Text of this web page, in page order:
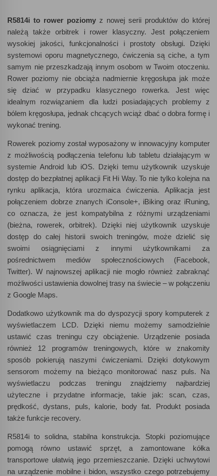
R5814i to rower poziomy z nowej serii produktów do której
należą także orbitrek i rower klasyczny. Jest połączeniem
wysokiej jakości, funkcjonalności i prostoty obsługi. Dzięki
systemowi oporu magnetycznego, ćwiczenia są ciche, a tym
samym nie przeszkadzają innym osobom w Twoim otoczeniu.
Rower poziomy nie obciąża nadmiernie kręgosłupa jak może
się dziać w przypadku klasycznego rowerka. Jest więc
idealnym rozwiązaniem dla ludzi posiadających problemy z
bólem kręgosłupa, jednak chcących wciąż dbać o dobra formę i
wykonać trening.
Rowerek poziomy został wyposażony w innowacyjny komputer
z możliwością podłączenia telefonu lub tabletu działającym w
systemie Android lub iOS. Dzięki temu użytkownik uzyskuje
dostęp do bezpłatnej aplikacji Fit Hi Way. To nie tylko kolejna na
rynku aplikacja, która urozmaica ćwiczenia. Aplikacja jest
połączeniem dobrze znanych iConsole+, iBiking oraz iRuning,
co oznacza, że jest kompatybilna z różnymi urządzeniami
(bieżna, rowerek, orbitrek). Dzięki niej użytkownik uzyskuje
dostęp do całej historii swoich treningów, może dzielić się
swoimi osiągnięciami z innymi użytkownikami za
pośrednictwem mediów społecznościowych (Facebook,
Twitter). W najnowszej aplikacji nie mogło również zabraknąć
możliwości ustawienia dowolnej trasy na świecie – w połączeniu
z Google Maps.
Dodatkowo użytkownik ma do dyspozycji spory komputerek z
wyświetlaczem LCD. Dzięki niemu możemy samodzielnie
ustawić czas treningu czy obciążenie. Urządzenie posiada
również 12 programów treningowych, które w znakomity
sposób pokierują naszymi ćwiczeniami. Dzięki dotykowym
sensorom możemy na bieżąco monitorować nasz puls. Na
wyświetlaczu podczas treningu znajdziemy najbardziej
użyteczne i przydatne informacje, takie jak: scan, czas,
prędkość, dystans, puls, kalorie, body fat. Produkt posiada
także funkcje recovery.
R5814i to solidna, stabilna konstrukcja. Stopki poziomujące
pomogą równo ustawić sprzęt, a zamontowane kółka
transportowe ułatwią jego przemieszczanie. Dzięki uchwytowi
na urządzenie mobilne i bidon, wszystko czego potrzebujemy